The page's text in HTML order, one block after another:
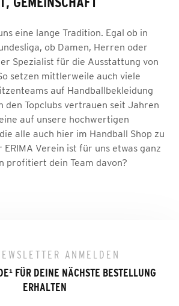
eine lange Tradition. Egal ob in
ob Damen, Herren oder
Spezialist für die Ausstattung von
setzen mittlerweile auch viele
auf Handballbekleidung
den Topclubs vertrauen seit Jahren
auf unsere hochwertigen
alle auch hier im Handball Shop zu
Verein ist für uns etwas ganz
profitiert dein Team davon?
ANMELDEN
¹ FÜR DEINE NÄCHSTE BESTELLUNG
ERHALTEN